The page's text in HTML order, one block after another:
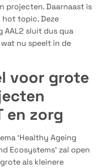
projecten. Daarnaast is
topic. Deze
AAL2 sluit dus qua
nu speelt in de
voor grote
en zorg
‘Healthy Ageing
Ecosystems’ zal open
als kleinere